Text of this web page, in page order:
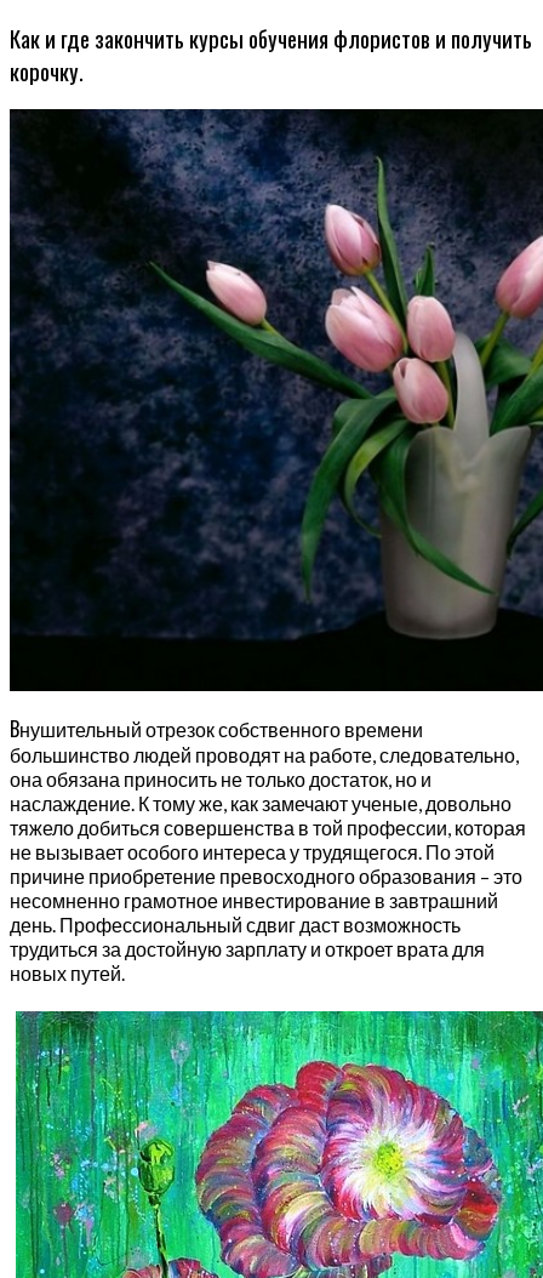
Как и где закончить курсы обучения флористов и получить
корочку.
Внушительный отрезок собственного времени
большинство людей проводят на работе, следовательно,
она обязана приносить не только достаток, но и
наслаждение. К тому же, как замечают ученые, довольно
тяжело добиться совершенства в той профессии, которая
не вызывает особого интереса у трудящегося. По этой
причине приобретение превосходного образования – это
несомненно грамотное инвестирование в завтрашний
день. Профессиональный сдвиг даст возможность
трудиться за достойную зарплату и откроет врата для
новых путей.